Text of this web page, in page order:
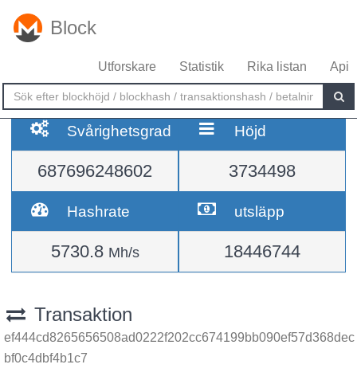
Block
Utforskare Statistik Rika listan Api
Svårighetsgrad
687696248602
Höjd
3734498
Hashrate
5730.8 Mh/s
utsläpp
18446744
Transaktion
ef444cd8265656508ad0222f202cc674199bb090ef57d368dec
bf0c4dbf4b1c7